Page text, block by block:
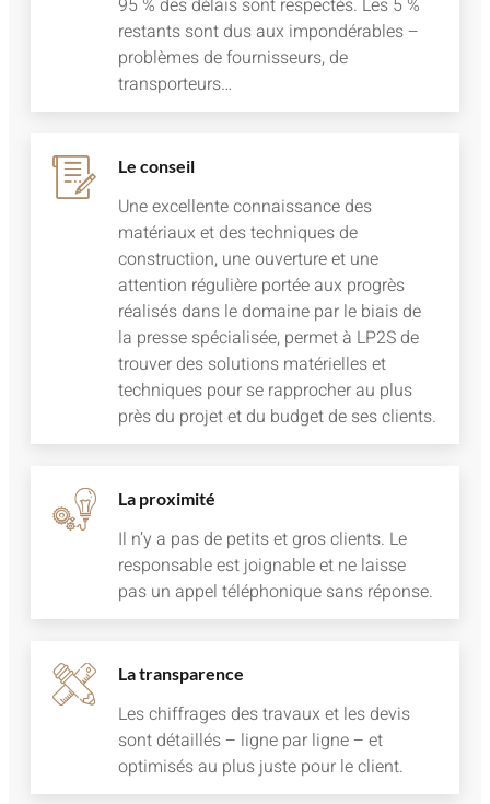
95 % des délais sont respectés. Les 5 %
restants sont dus aux impondérables –
problèmes de fournisseurs, de
transporteurs…
Le conseil
Une excellente connaissance des
matériaux et des techniques de
construction, une ouverture et une
attention régulière portée aux progrès
réalisés dans le domaine par le biais de
la presse spécialisée, permet à LP2S de
trouver des solutions matérielles et
techniques pour se rapprocher au plus
près du projet et du budget de ses clients.
La proximité
Il n’y a pas de petits et gros clients. Le
responsable est joignable et ne laisse
pas un appel téléphonique sans réponse.
La transparence
Les chiffrages des travaux et les devis
sont détaillés – ligne par ligne – et
optimisés au plus juste pour le client.